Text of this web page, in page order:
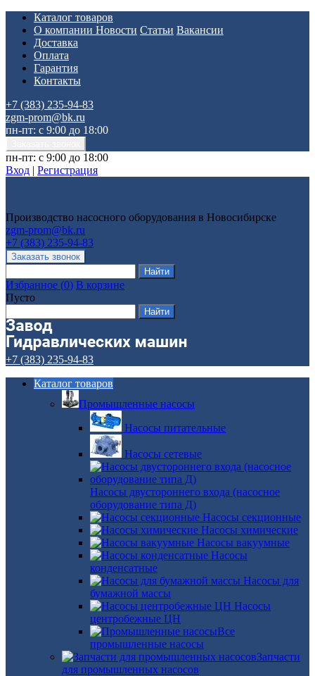
Каталог товаров
О компании Новости Статьи Вакансии
Доставка
Оплата
Гарантия
Контакты
+7 (383) 235-94-83
zgm-prom@bk.ru
пн-пт: с 9:00 до 18:00
пн-пт: с 9:00 до 18:00
Вход | Регистрация
Производство насосного оборудования в Новосибирске
zgm-prom@bk.ru
+7 (383) 235-94-83
Избранное (0) В корзине
Пусто
+7 (383) 235-94-83
Каталог товаров
Промышленные насосы
Насосы питательные
Насосы сетевые
Насосы двустороннего входа (насосное
оборудование типа Д)
Насосы секционные
Насосы химические
Насосы вакуумные
Насосы
конденсатные
Насосы для
бумажной массы
Насосы
центробежные ЦН
Все
промышленные насосы
Запчасти
для промышленных насосов